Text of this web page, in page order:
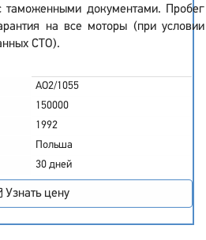
таможенными документами. Пробег
на все моторы (при условии
СТО).
AO2/1055
150000
1992
Польша
30 дней
Узнать цену